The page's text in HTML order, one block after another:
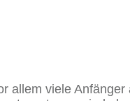
allem viele